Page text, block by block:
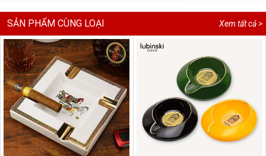
Xem tất cả >
SẢN PHẨM CÙNG LOẠI